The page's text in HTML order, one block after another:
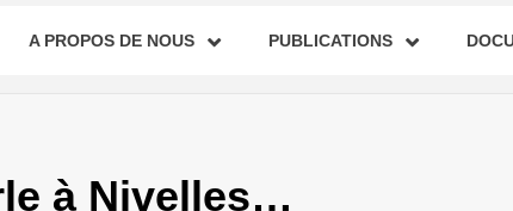
A PROPOS DE NOUS PUBLICATIONS
à Nivelles…